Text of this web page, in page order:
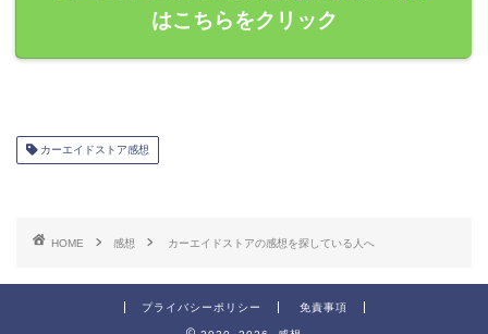
はこちらをクリック
カーエイドストア感想
HOME 感想 カーエイドストアの感想を探している人へ
プライバシーポリシー 免責事項